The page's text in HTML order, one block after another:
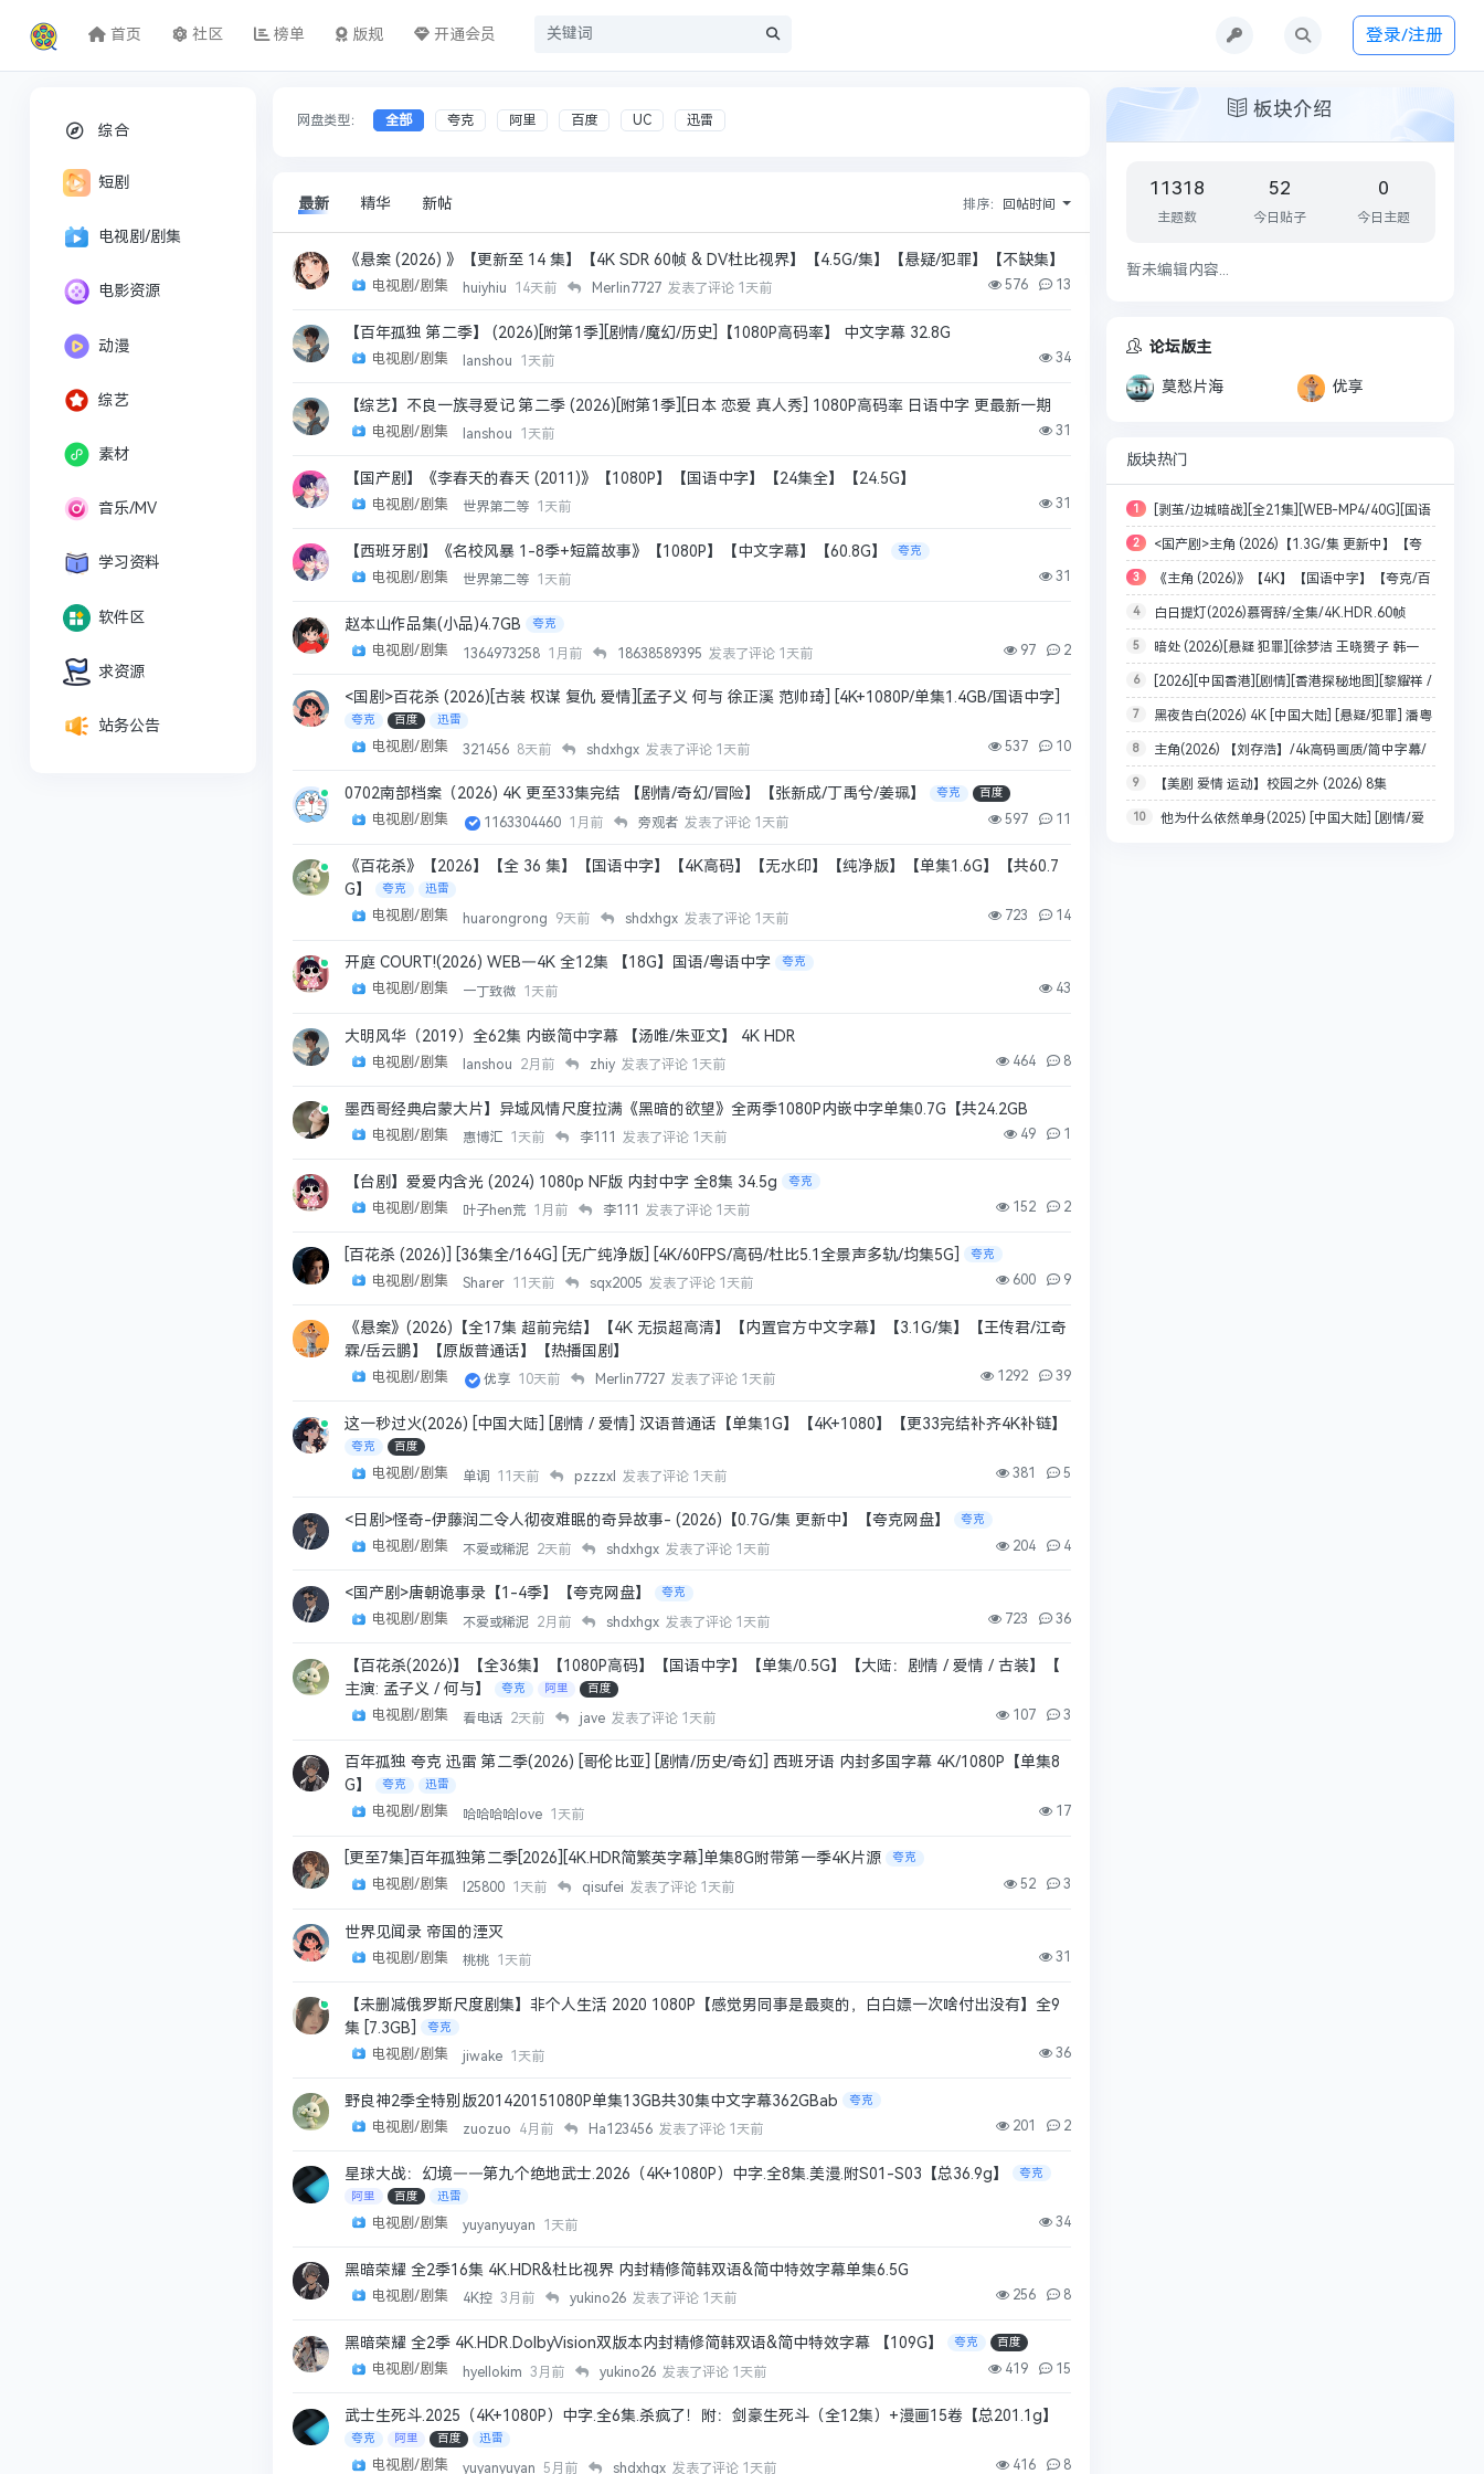
首页 社区 榜单 版规 开通会员 登录/注册
综合
短剧
电视剧/剧集
电影资源
动漫
综艺
素材
音乐/MV
学习资料
软件区
求资源
站务公告
网盘类型： 全部 夸克 阿里 百度 UC 迅雷
最新 精华 新帖 排序： 回帖时间
《悬案‎ (2026) 》【更新至 14 集】【4K SDR 60帧 & DV杜比视界】【4.5G/集】【悬疑/犯罪】【不缺集】
电视剧/剧集
huiyhiu 14天前 Merlin7727 发表了评论 1天前 576 13
【百年孤独 第二季】 (2026)[附第1季][剧情/魔幻/历史]【1080P高码率】 中文字幕 32.8G
电视剧/剧集
lanshou 1天前 34
【综艺】不良一族寻爱记 第二季 (2026)[附第1季][日本 恋爱 真人秀] 1080P高码率 日语中字 更最新一期
电视剧/剧集
lanshou 1天前 31
【国产剧】《李春天的春天 (2011)》【1080P】【国语中字】【24集全】【24.5G】
电视剧/剧集
世界第二等 1天前 31
【西班牙剧】《名校风暴 1-8季+短篇故事》【1080P】【中文字幕】【60.8G】 夸克
电视剧/剧集 世界第二等 1天前 31
赵本山作品集(小品)4.7GB 夸克
电视剧/剧集 1364973258 1月前 18638589395 发表了评论 1天前 97 2
<国剧>百花杀 (2026)[古装 权谋 复仇 爱情][孟子义 何与 徐正溪 范帅琦] [4K+1080P/单集1.4GB/国语中字]
夸克 百度 迅雷
电视剧/剧集 321456 8天前 shdxhgx 发表了评论 1天前 537 10
0702南部档案（2026) 4K 更至33集完结 【剧情/奇幻/冒险】【张新成/丁禹兮/姜珮】 夸克 百度
电视剧/剧集 1163304460 1月前 旁观者 发表了评论 1天前 597 11
《百花杀》【2026】【全 36 集】【国语中字】【4K高码】【无水印】【纯净版】【单集1.6G】【共60.7
G】
夸克 迅雷
电视剧/剧集 huarongrong 9天前 shdxhgx 发表了评论 1天前 723 14
开庭 COURT!(2026) WEB—4K 全12集 【18G】国语/粤语中字 夸克
电视剧/剧集 一丁致微 1天前 43
大明风华（2019）全62集 内嵌简中字幕 【汤唯/朱亚文】 4K HDR
电视剧/剧集
lanshou 2月前 zhiy 发表了评论 1天前 464 8
墨西哥经典启蒙大片】异域风情尺度拉满《黑暗的欲望》全两季1080P内嵌中字单集0.7G【共24.2GB
电视剧/剧集
惠博汇 1天前 李111 发表了评论 1天前 49 1
【台剧】爱爱内含光 (2024) 1080p NF版 内封中字 全8集 34.5g 夸克
电视剧/剧集 叶子hen荒 1月前 李111 发表了评论 1天前 152 2
[百花杀 (2026)] [36集全/164G] [无广纯净版] [4K/60FPS/高码/杜比5.1全景声多轨/均集5G] 夸克
电视剧/剧集 Sharer 11天前 sqx2005 发表了评论 1天前 600 9
《悬案》(2026)【全17集 超前完结】【4K 无损超高清】【内置官方中文字幕】【3.1G/集】【王传君/江奇
霖/岳云鹏】【原版普通话】【热播国剧】
电视剧/剧集
优享 10天前 Merlin7727 发表了评论 1天前 1292 39
这一秒过火(2026) [中国大陆] [剧情 / 爱情] 汉语普通话【单集1G】【4K+1080】【更33完结补齐4K补链】
夸克 百度
电视剧/剧集 单调 11天前 pzzzxl 发表了评论 1天前 381 5
<日剧>怪奇-伊藤润二令人彻夜难眠的奇异故事- (2026)【0.7G/集 更新中】【夸克网盘】 夸克
电视剧/剧集 不爱或稀泥 2天前 shdxhgx 发表了评论 1天前 204 4
<国产剧>唐朝诡事录【1-4季】【夸克网盘】 夸克
电视剧/剧集 不爱或稀泥 2月前 shdxhgx 发表了评论 1天前 723 36
【百花杀(2026)】【全36集】【1080P高码】【国语中字】【单集/0.5G】【大陆：剧情 / 爱情 / 古装】【
主演: 孟子义 / 何与】
夸克 阿里 百度
电视剧/剧集 看电话 2天前 jave 发表了评论 1天前 107 3
百年孤独 夸克 迅雷 第二季(2026) [哥伦比亚] [剧情/历史/奇幻] 西班牙语 内封多国字幕 4K/1080P【单集8
G】
夸克 迅雷
电视剧/剧集 哈哈哈哈love 1天前 17
[更至7集]百年孤独第二季[2026][4K.HDR简繁英字幕]单集8G附带第一季4K片源 夸克
电视剧/剧集 l25800 1天前 qisufei 发表了评论 1天前 52 3
世界见闻录 帝国的湮灭
电视剧/剧集
桃桃 1天前 31
【未删减俄罗斯尺度剧集】非个人生活 2020 1080P【感觉男同事是最爽的，白白嫖一次啥付出没有】全9
集 [7.3GB]
夸克
电视剧/剧集 jiwake 1天前 36
野良神2季全特别版201420151080P单集13GB共30集中文字幕362GBab 夸克
电视剧/剧集 zuozuo 4月前 Ha123456 发表了评论 1天前 201 2
星球大战：幻境——第九个绝地武士.2026（4K+1080P）中字.全8集.美漫.附S01-S03【总36.9g】
夸克
阿里
百度 迅雷
电视剧/剧集 yuyanyuyan 1天前 34
黑暗荣耀 全2季16集 4K.HDR&杜比视界 内封精修简韩双语&简中特效字幕单集6.5G
电视剧/剧集
4K控 3月前 yukino26 发表了评论 1天前 256 8
黑暗荣耀 全2季 4K.HDR.DolbyVision双版本内封精修简韩双语&简中特效字幕 【109G】 夸克 百度
电视剧/剧集 hyellokim 3月前 yukino26 发表了评论 1天前 419 15
武士生死斗.2025（4K+1080P）中字.全6集.杀疯了！附：剑豪生死斗（全12集）+漫画15卷【总201.1g】
夸克 阿里 百度 迅雷
电视剧/剧集 yuyanyuyan 5月前 shdxhgx 发表了评论 1天前 416 8
板块介绍
11318
主题数
52
今日贴子
0
今日主题
暂未编辑内容...
论坛版主
莫愁片海 优享
版块热门
1 [剥茧/边城暗战][全21集][WEB-MP4/40G][国语
配音/中文字幕][4K-2160P][罗云熙 刘雅瑟 2025最
新]
2 <国产剧>主角 (2026)【1.3G/集 更新中】【夸
克网盘】
3 《主角 (2026)》【4K】【国语中字】【夸克/百
度】
4 白日提灯(2026)慕胥辞/全集/4K.HDR.60帧
率.DV/夸克【单集1～5GB
5 暗处 (2026)[悬疑 犯罪][徐梦洁 王晓赟子 韩一
霆] [24集全][4K+1080P/单集426MB/国语中字]
6 [2026][中国香港][剧情][香港探秘地图][黎耀祥 /
龚嘉欣 / 丁子朗][全20集]（更至01集）
7 黑夜告白(2026) 4K [中国大陆] [悬疑/犯罪] 潘粤
明/王鹤棣 国语中字
8 主角(2026) 【刘存浩】/4k高码画质/简中字幕/
夸克/百度网盘资源【单集1～3GB】
9 【美剧 爱情 运动】校园之外 (2026) 8集
全/1080p/中文字幕【艾拉·布赖特 / 贝尔蒙特·卡梅
10 他为什么依然单身(2025) [中国大陆] [剧情/爱